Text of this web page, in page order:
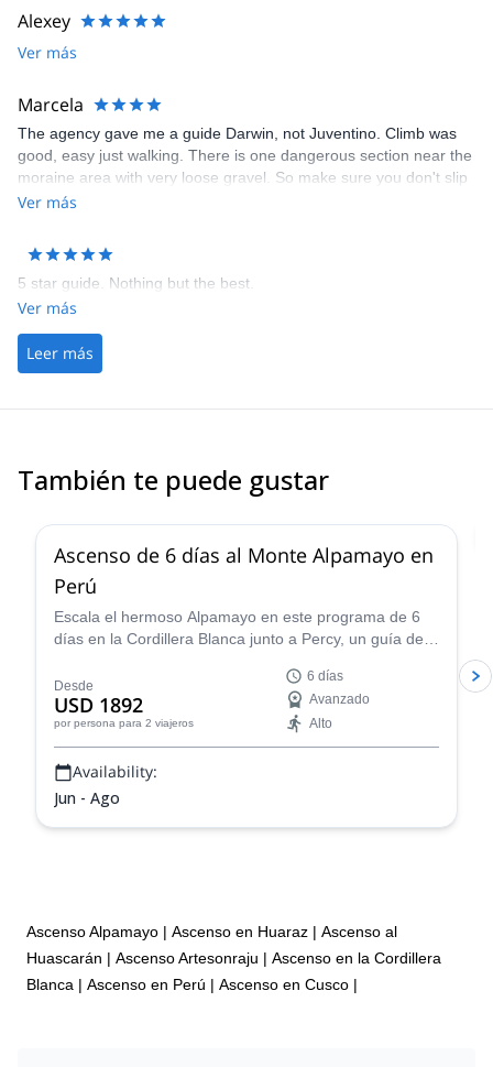
Guide Joni is an excellent mountain bike-guide and good tailor
too if something is torn. The cook prepared delicious meals
during the circuit. The camping equipment was in very good
´s Peru Expeditions“.
Alexey
Ver más
Marcela
The agency gave me a guide Darwin, not Juventino. Climb was
good, easy just walking. There is one dangerous section near the
moraine area with very loose gravel. So make sure you don't slip
there or you are dead. I stayed in refugio at the base camp which
clients some breaks once in a while, not rush too much. It's a high
altitude climbing after all.
Ver más
5 star guide. Nothing but the best.
Ver más
Leer más
También te puede gustar
Ascenso de 6 días al Monte Alpamayo en
Perú
Escala el hermoso Alpamayo en este programa de 6
días en la Cordillera Blanca junto a Percy, un guía de
experiencia de montañismo fantástica!
Desde
USD 1892
por persona para 2 viajeros
6 días
Avanzado
Alto
Availability:
Jun - Ago
Ascenso Alpamayo | Ascenso en Huaraz | Ascenso al
Huascarán | Ascenso Artesonraju | Ascenso en la Cordillera
Blanca | Ascenso en Perú | Ascenso en Cusco |